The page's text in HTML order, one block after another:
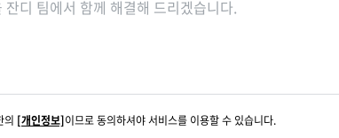
의 [개인정보]이므로 동의하셔야 서비스를 이용할 수 있습니다.